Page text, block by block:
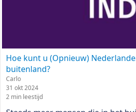
Hoe kunt u (Opnieuw)
buitenland?
Carlo
31 okt 2024
2 min leestijd